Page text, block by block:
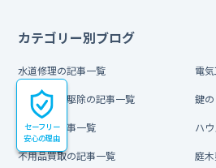
セーフリー
安心の理由
カテゴリー別ブログ
水道修理の記事一覧 電
害虫・害獣駆除の記事一覧 鍵
引越しの記事一覧 ハ
不用品買取の記事一覧 庭